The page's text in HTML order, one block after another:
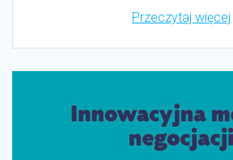
Przeczytaj więcej